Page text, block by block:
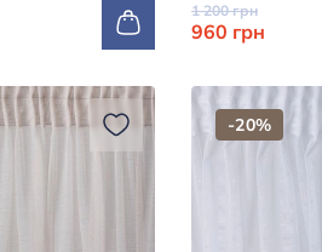
1 200 грн
960 грн
-20%